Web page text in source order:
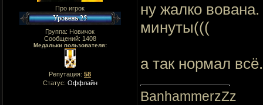
Про игрок
Группа: Новичок
Сообщений: 1408
Медальки пользователя:
Репутация: 58
Статус: Оффлайн
ну жалко
минуты(((
а так нормал всё.
BanhammerzZz